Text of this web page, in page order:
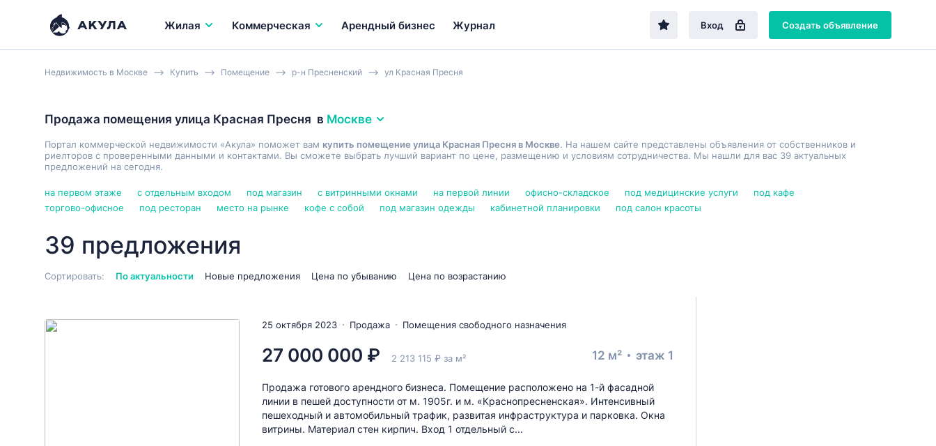
Жилая Коммерческая Арендный бизнес Журнал Вход Создать объявление
Недвижимость в Москве Купить Помещение р-н Пресненский ул Красная Пресня
Продажа помещения улица Красная Пресня в Москве
Портал коммерческой недвижимости «Акула» поможет вам купить помещение улица Красная Пресня в Москве. На нашем сайте представлены объявления от собственников и
риелторов с проверенными данными и контактами. Вы сможете выбрать лучший вариант по цене, размещению и условиям сотрудничества. Мы нашли для вас 39 актуальных
предложений на сегодня.
на первом этаже с отдельным входом под магазин с витринными окнами на первой линии офисно-складское под медицинские услуги
под кафе
торгово-офисное
под ресторан место на рынке кофе с собой под магазин одежды кабинетной планировки под салон красоты
39 предложения
Сортировать: По актуальности Новые предложения Цена по убыванию Цена по возрастанию
25 октября 2023 Продажа Помещения свободного назначения
27 000 000 ₽ 2 213 115 ₽ за м² 12 м² этаж 1
Продажа готового арендного бизнеса. Помещение расположено на 1-й фасадной
линии в пешей доступности от м. 1905г. и м. «Краснопресненская». Интенсивный
пешеходный и автомобильный трафик, развитая инфраструктура и парковка. Окна
витрины. Материал стен кирпич. Вход 1 отдельный с...